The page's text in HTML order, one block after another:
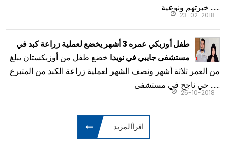
خبرتهم ونوعية ......
23-02-2018
طفل أوزبكي عمره 3 أشهر يخضع لعملية زراعة كبد في
مستشفى جايبي في نويدا خضع طفل من أوزبكستان يبلغ
من العمر ثلاثة أشهر ونصف الشهر لعملية زراعة الكبد من المتبرع
حي ناجح في مستشفى ......
25-10-2018
اقرأالمزيد